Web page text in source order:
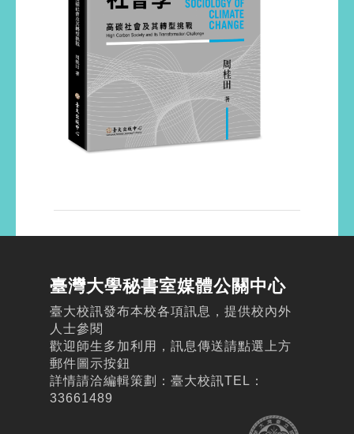
臺灣大學秘書室媒體公關中心
臺大校訊發布本校各項訊息，提供校內外
人士參閱
歡迎師生多加利用，訊息傳送請點選上方
郵件圖示按鈕
詳情請洽編輯策劃：臺大校訊TEL：
33661489